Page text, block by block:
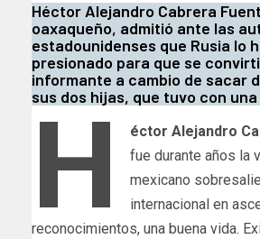
Héctor Alejandro Cabrera
oaxaqueño, admitió ante las
estadounidenses que Rusia lo
presionado para que se
informante a cambio de sacar
sus dos hijas, que tuvo con
H
éctor Alejandro
fue durante años la
mexicano
internacional en
reconocimientos, una buena vida.